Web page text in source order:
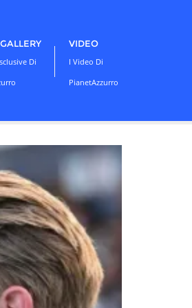
Di
VIDEO
I Video Di
PianetAzzurro